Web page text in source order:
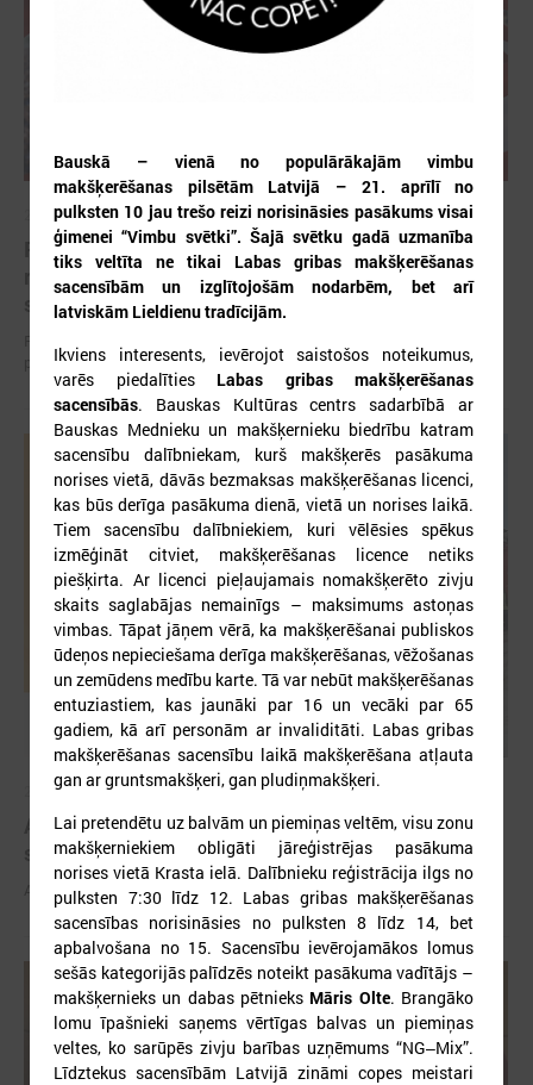
2026. gada 12. jūnijs
Publicēta konferences “Tautas sapulcei – 36”
rezolūcija par vietējās pārstāvniecības
stiprināšanu Latvijā
pārstāvniecības stiprināšanu Latvijā
2026. gada 03. jūnijs
Aicina pašvaldības pieteikties mācībām "Drošība
sākas ar Tevi!"
Aicina pašvaldības pieteikties mācībām "Drošība sākas ar Tevi!"
Bauskā – vienā no populārākajām vimbu
makšķerēšanas pilsētām Latvijā – 21. aprīlī no
pulksten 10 jau trešo reizi norisināsies pasākums visai
ģimenei “Vimbu svētki”. Šajā svētku gadā uzmanība
tiks veltīta ne tikai Labas gribas makšķerēšanas
sacensībām un izglītojošām nodarbēm, bet arī
latviskām Lieldienu tradīcijām.
Ikviens interesents, ievērojot saistošos noteikumus,
varēs piedalīties Labas gribas makšķerēšanas
sacensībās. Bauskas Kultūras centrs sadarbībā ar
Bauskas Mednieku un makšķernieku biedrību katram
sacensību dalībniekam, kurš makšķerēs pasākuma
norises vietā, dāvās bezmaksas makšķerēšanas licenci,
kas būs derīga pasākuma dienā, vietā un norises laikā.
Tiem sacensību dalībniekiem, kuri vēlēsies spēkus
izmēģināt citviet, makšķerēšanas licence netiks
piešķirta. Ar licenci pieļaujamais nomakšķerēto zivju
skaits saglabājas nemainīgs – maksimums astoņas
vimbas. Tāpat jāņem vērā, ka makšķerēšanai publiskos
ūdeņos nepieciešama derīga makšķerēšanas, vēžošanas
un zemūdens medību karte. Tā var nebūt makšķerēšanas
entuziastiem, kas jaunāki par 16 un vecāki par 65
gadiem, kā arī personām ar invaliditāti. Labas gribas
makšķerēšanas sacensību laikā makšķerēšana atļauta
gan ar gruntsmakšķeri, gan pludiņmakšķeri.
Lai pretendētu uz balvām un piemiņas veltēm, visu zonu
makšķerniekiem obligāti jāreģistrējas pasākuma
norises vietā Krasta ielā. Dalībnieku reģistrācija ilgs no
pulksten 7:30 līdz 12. Labas gribas makšķerēšanas
sacensības norisināsies no pulksten 8 līdz 14, bet
apbalvošana no 15. Sacensību ievērojamākos lomus
sešās kategorijās palīdzēs noteikt pasākuma vadītājs –
makšķernieks un dabas pētnieks Māris Olte. Brangāko
lomu īpašnieki saņems vērtīgas balvas un piemiņas
veltes, ko sarūpēs zivju barības uzņēmums “NG‒Mix”.
Līdztekus sacensībām Latvijā zināmi copes meistari